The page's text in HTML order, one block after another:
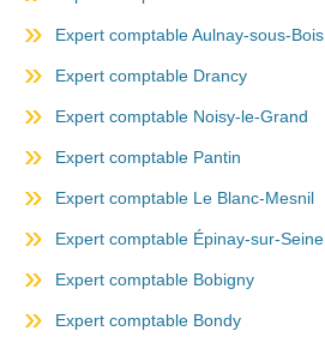
Expert comptable Aulnay-sous-Bois
Expert comptable Drancy
Expert comptable Noisy-le-Grand
Expert comptable Pantin
Expert comptable Le Blanc-Mesnil
Expert comptable Épinay-sur-Seine
Expert comptable Bobigny
Expert comptable Bondy